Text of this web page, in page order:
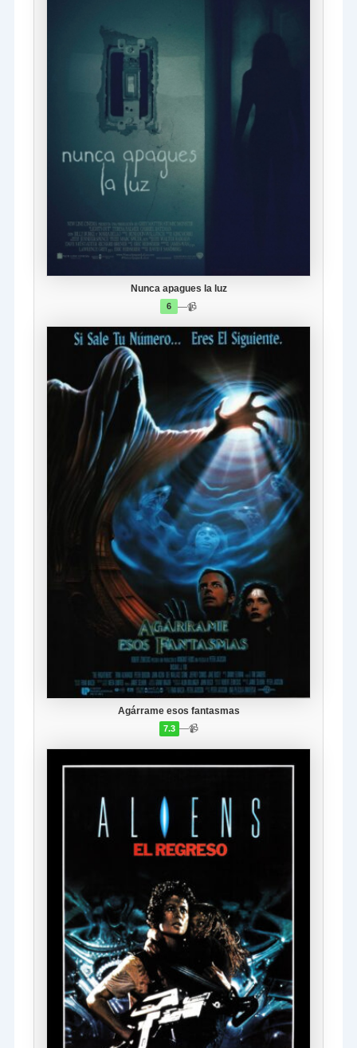
Nunca apagues la luz
6 —📹
Agárrame esos fantasmas
7.3 —📹